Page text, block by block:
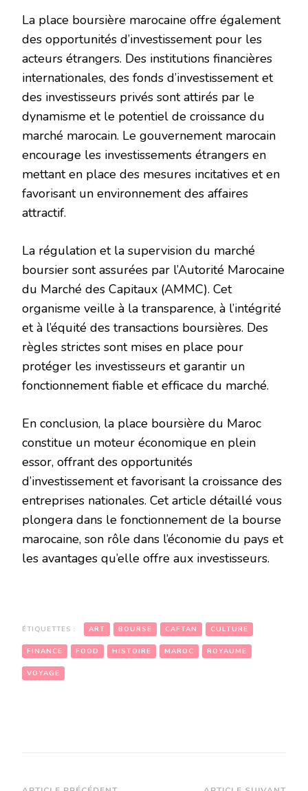
La place boursière marocaine offre également
des opportunités d’investissement pour les
acteurs étrangers. Des institutions financières
internationales, des fonds d’investissement et
des investisseurs privés sont attirés par le
dynamisme et le potentiel de croissance du
marché marocain. Le gouvernement marocain
encourage les investissements étrangers en
mettant en place des mesures incitatives et en
favorisant un environnement des affaires
attractif.
La régulation et la supervision du marché
boursier sont assurées par l’Autorité Marocaine
du Marché des Capitaux (AMMC). Cet
organisme veille à la transparence, à l’intégrité
et à l’équité des transactions boursières. Des
règles strictes sont mises en place pour
protéger les investisseurs et garantir un
fonctionnement fiable et efficace du marché.
En conclusion, la place boursière du Maroc
constitue un moteur économique en plein
essor, offrant des opportunités
d’investissement et favorisant la croissance des
entreprises nationales. Cet article détaillé vous
plongera dans le fonctionnement de la bourse
marocaine, son rôle dans l’économie du pays et
les avantages qu’elle offre aux investisseurs.
ÉTIQUETTES : ART BOURSE CAFTAN CULTURE
FINANCE FOOD HISTOIRE MAROC ROYAUME
VOYAGE